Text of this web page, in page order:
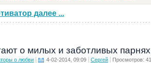
далее ...
о милых и заботливых парнях
о любви 4-02-2014, 09:09 Сергей Просмотров: